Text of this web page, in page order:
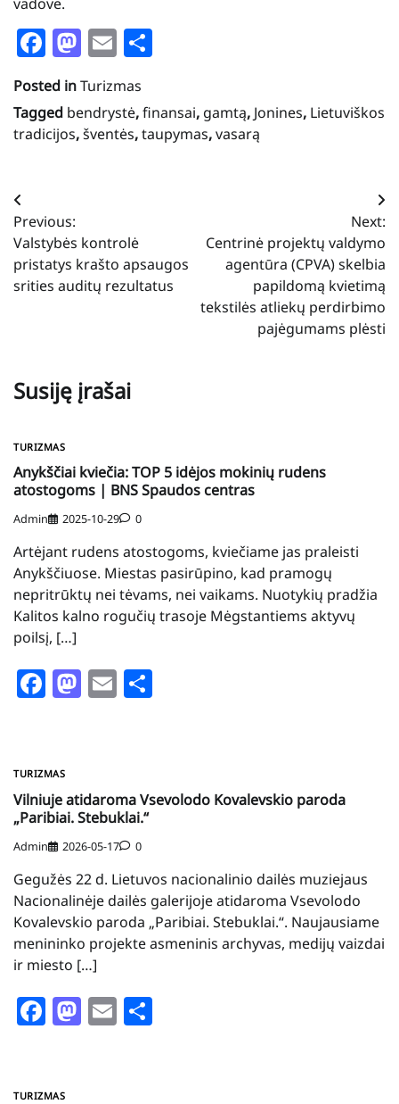
Facebook
Mastodon
Email
Posted inTurizmas
Tagged bendrystė,finansai, gamtą, Jonines, Lietuviškos
tradicijos,šventės,taupymas,vasarą
Navigacija
tarp
įrašų
Previous:
Valstybės kontrolė
pristatys krašto apsaugos
srities auditų rezultatus
Next:
Centrinė projektų valdymo
agentūra (CPVA) skelbia
papildomą kvietimą
tekstilės atliekų perdirbimo
pajėgumams plėsti
Susiję įrašai
TURIZMAS
Anykščiai kviečia: TOP 5 idėjos mokinių rudens
atostogoms | BNS Spaudos centras
Admin 2025-10-29 0
Artėjant rudens atostogoms, kviečiame jas praleisti
Anykščiuose. Miestas pasirūpino, kad pramogų
nepritrūktų nei tėvams, nei vaikams. Nuotykių pradžia
Kalitos kalno rogučių trasoje Mėgstantiems aktyvų
poilsį, […]
Facebook
Mastodon
Email
TURIZMAS
Vilniuje atidaroma Vsevolodo Kovalevskio paroda
„Paribiai. Stebuklai.“
Admin 2026-05-17 0
Gegužės 22 d. Lietuvos nacionalinio dailės muziejaus
Nacionalinėje dailės galerijoje atidaroma Vsevolodo
Kovalevskio paroda „Paribiai. Stebuklai.“. Naujausiame
menininko projekte asmeninis archyvas, medijų vaizdai
ir miesto […]
Facebook
Mastodon
Email
TURIZMAS